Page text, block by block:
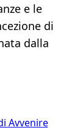
e le
di
dalla
Avvenire